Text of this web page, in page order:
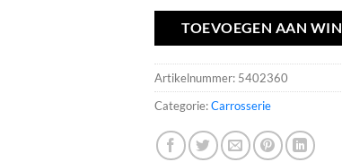
TOEVOEGEN AAN
Artikelnummer: 5402360
Categorie:Carrosserie